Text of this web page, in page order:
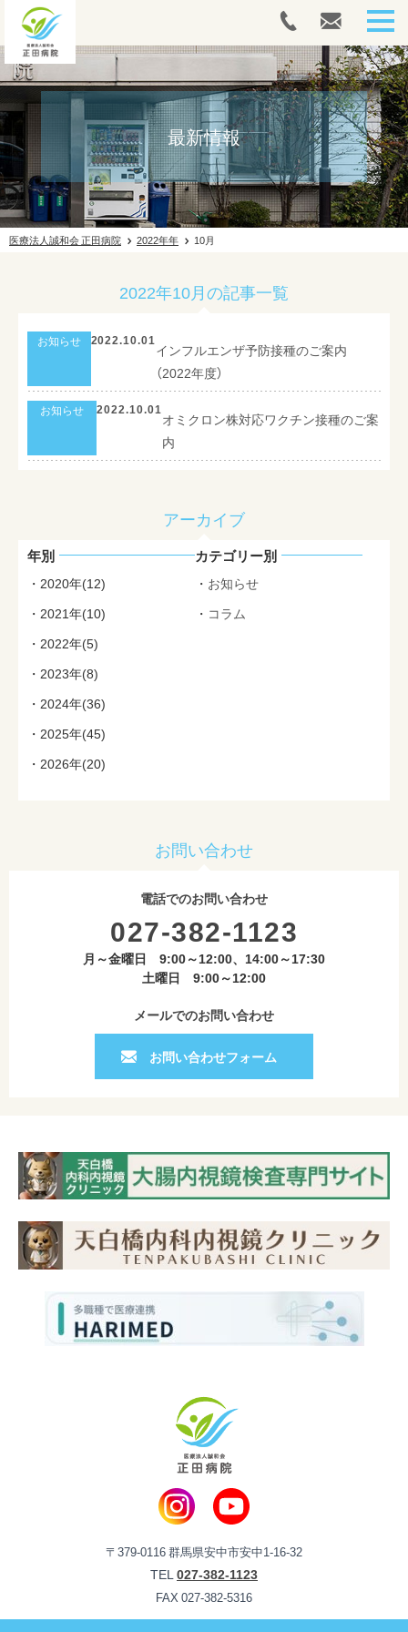
HOME
人間ドック・健康診断
内視鏡
外来案内
入院案内
リハビリテーション
最新情報
採用情報
最新情報
医療法人誠和会 正田病院 2022年年 10月
2022年10月の記事一覧
お知らせ 2022.10.01
インフルエンザ予防接種のご案内
（2022年度）
お知らせ 2022.10.01
オミクロン株対応ワクチン接種のご案
内
アーカイブ
年別
2020年(12)
2021年(10)
2022年(5)
2023年(8)
2024年(36)
2025年(45)
2026年(20)
カテゴリー別
お知らせ
コラム
お問い合わせ
電話でのお問い合わせ
027-382-1123
月～金曜日 9:00～12:00、14:00～17:30
土曜日 9:00～12:00
メールでのお問い合わせ
お問い合わせフォーム
〒379-0116 群馬県安中市安中1-16-32
TEL 027-382-1123
FAX 027-382-5316